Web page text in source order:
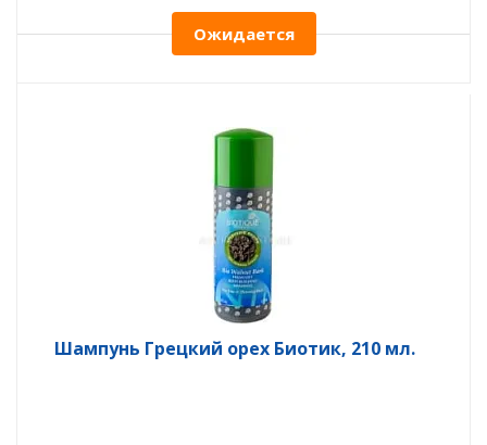
Ожидается
Шампунь Грецкий орех Биотик, 210 мл.